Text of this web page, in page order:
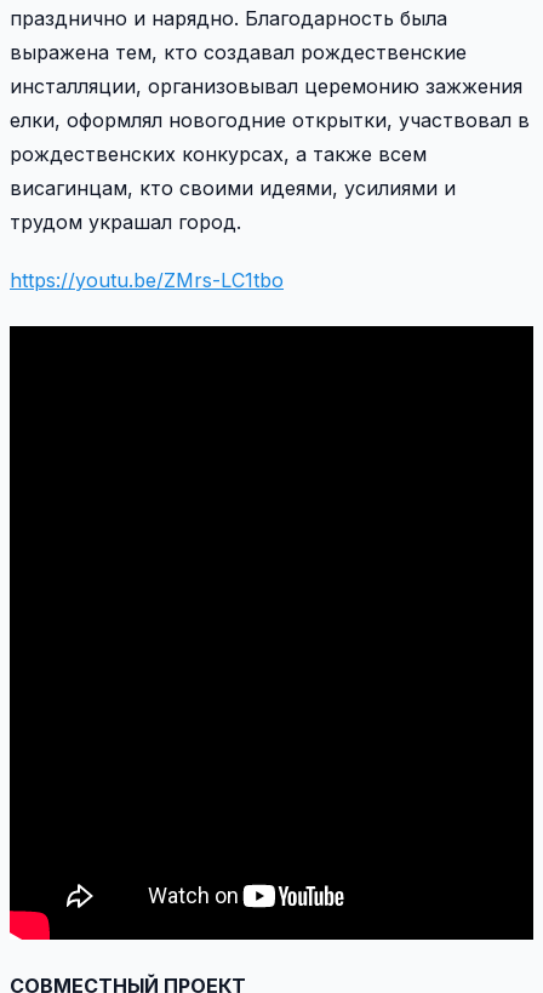
празднично и нарядно. Благодарность была
выражена тем, кто создавал рождественские
инсталляции, организовывал церемонию зажжения
елки, оформлял новогодние открытки, участвовал в
рождественских конкурсах, а также всем
висагинцам, кто своими идеями, усилиями и
трудом украшал город.
https://youtu.be/ZMrs-LC1tbo
СОВМЕСТНЫЙ ПРОЕКТ